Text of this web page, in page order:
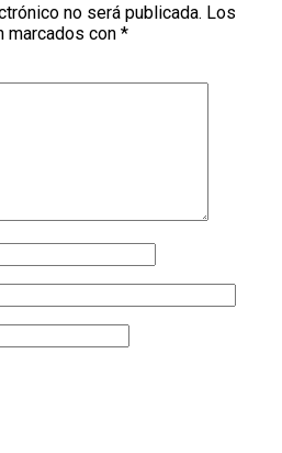
no será publicada. Los
marcados con *